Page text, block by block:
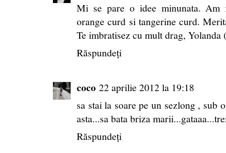
Mi se pare o idee minunata. Am
orange curd si tangerine curd.
Te imbratisez cu mult drag,
Răspundeți
coco 22 aprilie 2012 la 19:18
sa stai la soare pe un sezlong , sub
asta...sa bata briza
Răspundeți